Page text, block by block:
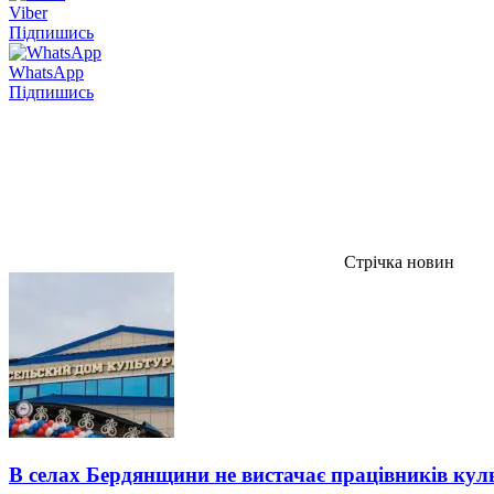
Viber
Підпишись
WhatsApp
Підпишись
Стрічка новин
В селах Бердянщини не вистачає працівників